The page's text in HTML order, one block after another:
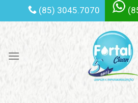
(85) 3045.7070